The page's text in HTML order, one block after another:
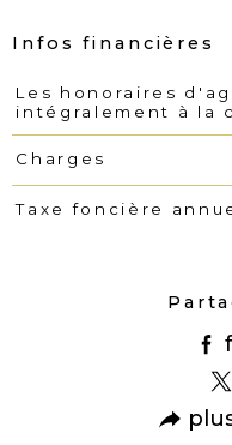
Infos financières
Caractéristiques Valeurs
Les honoraires
intégralement à la
Charges
Taxe foncière